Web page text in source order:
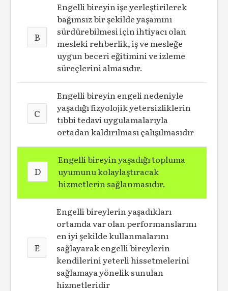
B
Engelli bireyin işe yerleştirilerek
bağımsız bir şekilde yaşamını
sürdürebilmesi için ihtiyacı olan
mesleki rehberlik, iş ve mesleğe
uygun beceri eğitimini ve izleme
süreçlerini almasıdır.
C
Engelli bireyin engeli nedeniyle
yaşadığı fizyolojik yetersizliklerin
tıbbi tedavi uygulamalarıyla
ortadan kaldırılması çalışılmasıdır
D
Engelli bireyin yaşadığı topluma
uyumunu kolaylaştıracak
hizmetlerin sağlanmasıdır.
E
Engelli bireylerin yaşadıkları
ortamda var olan performanslarını
en iyi şekilde kullanmalarını
sağlayarak engelli bireylerin
kendilerini yeterli hissetmelerini
sağlamaya yönelik sunulan
hizmetleridir